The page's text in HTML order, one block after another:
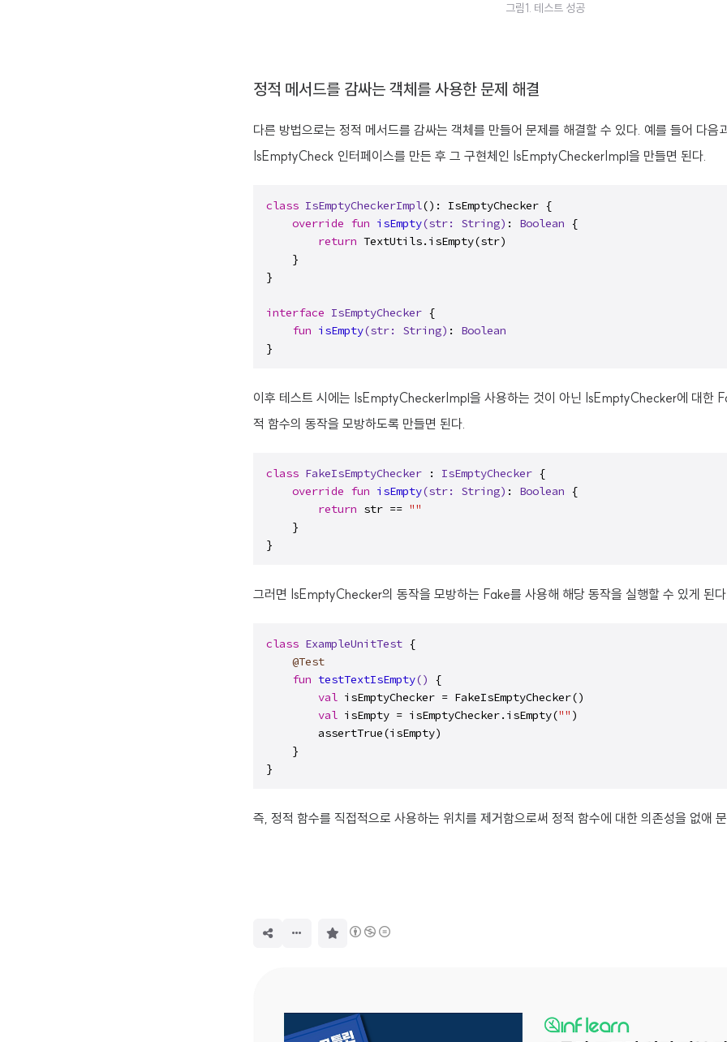
그림1. 테스트 성공
정적 메서드를 감싸는 객체를 사용한 문제 해결
다른 방법으로는 정적 메서드를 감싸는 객체를 만들어 문제를 해결할 수 있다. 예를 들어 다음
IsEmptyCheck 인터페이스를 만든 후 그 구현체인 IsEmptyCheckerImpl을 만들면 된다.
class IsEmptyCheckerImpl(): IsEmptyChecker {
override fun isEmpty(str: String) : Boolean {
return TextUtils.isEmpty(str)
    }
}
interface IsEmptyChecker {
fun isEmpty(str: String) : Boolean
}
이후 테스트 시에는 IsEmptyCheckerImpl을 사용하는 것이 아닌 IsEmptyChecker에 대한
적 함수의 동작을 모방하도록 만들면 된다.
class FakeIsEmptyChecker : IsEmptyChecker {
override fun isEmpty(str: String) : Boolean {
return str == ""
    }
}
그러면 IsEmptyChecker의 동작을 모방하는 Fake를 사용해 해당 동작을 실행할 수 있게 된
class ExampleUnitTest {
@Test
fun testTextIsEmpty()
{
val isEmptyChecker = FakeIsEmptyChecker()
val isEmpty = isEmptyChecker.isEmpty("" )
        assertTrue(isEmpty)
    }
}
즉, 정적 함수를 직접적으로 사용하는 위치를 제거함으로써 정적 함수에 대한 의존성을 없애